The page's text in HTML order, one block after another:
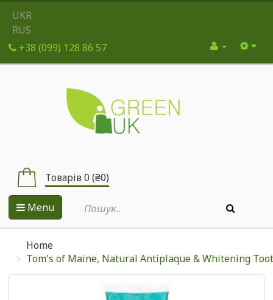
UKR
RUS
+38 (099) 128 86 57
Товарів 0 (₴0)
Menu
Home
Tom's of Maine, Natural Antiplaque & Whitening